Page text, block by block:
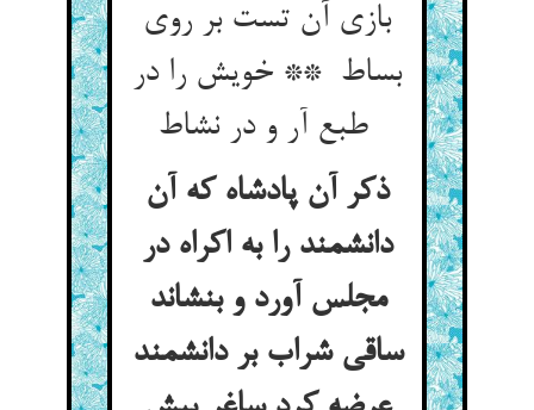
بازی آن تست بر روی
بساط ** خویش را در
طبع آر و در نشاط
ذکر آن پادشاه که آن
دانشمند را به اکراه در
مجلس آورد و بنشاند
ساقی شراب بر دانشمند